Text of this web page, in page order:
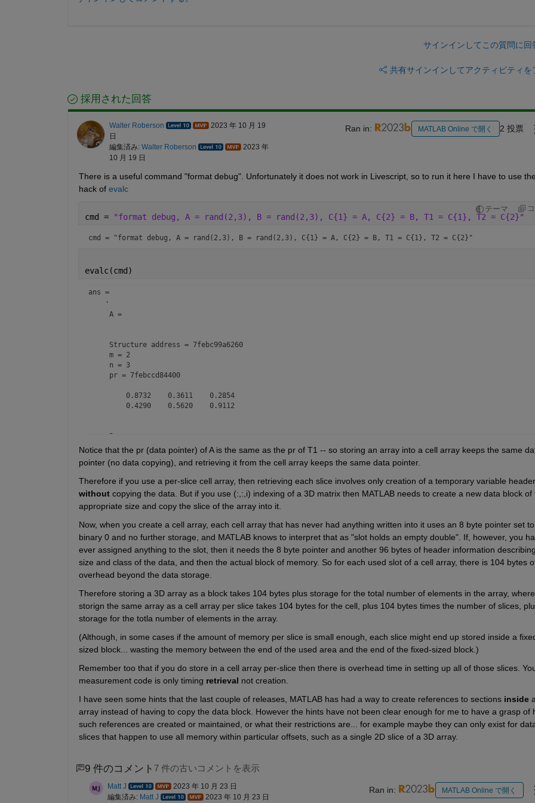
サインインしてこの質問に回
共有サインインしてアクティビティを
採用された回答
Walter Roberson
2023 年 10 月 19
日
編集済み: Walter Roberson
2023 年
10 月 19 日
Ran in: MATLAB Online で開く 2 投票
There is a useful command "format debug". Unfortunately it does not work in Livescript, so to run it here I have to use the
hack of evalc
テーマ
cmd = "format debug, A = rand(2,3), B = rand(2,3), C{1} = A, C{2} = B, T1 = C{1}, T2 = C{2}"
cmd = "format debug, A = rand(2,3), B = rand(2,3), C{1} = A, C{2} = B, T1 = C{1}, T2 = C{2}"
evalc(cmd)
ans =
    '
     A =
     Structure address = 7febc99a6260
     m = 2
     n = 3
     pr = 7febccd84400
         0.8732    0.3611    0.2854
         0.4290    0.5620    0.9112
     B =
     Structure address = 7febc98cc8e0
     m = 2
     n = 3
     pr = 7febce7bf6a0
         0.0407    0.0746    0.2219
     C =
       1×1
cell array
         {2×3 double}
       1×2
cell array
         {2×3 double}    {2×3 double}
     T1 =
     Structure address = 7febc9047dc0
     m = 2
         0.8732    0.3611    0.2854
         0.4290    0.5620    0.9112
Notice that the pr (data pointer) of A is the same as the pr of T1 -- so storing an array into a cell array keeps the same
pointer (no data copying), and retrieving it from the cell array keeps the same data pointer.
without copying the data. But if you use (:,:,i) indexing of a 3D matrix then MATLAB needs to create a new data block of
appropriate size and copy the slice of the array into it.
Now, when you create a cell array, each cell array that has never had anything written into it uses an 8 byte pointer set to
binary 0 and no further storage, and MATLAB knows to interpret that as "slot holds an empty double". If, however, you
ever assigned anything to the slot, then it needs the 8 byte pointer and another 96 bytes of header information
size and class of the data, and then the actual block of memory. So for each used slot of a cell array, there is 104 bytes
overhead beyond the data storage.
Therefore storing a 3D array as a block takes 104 bytes plus storage for the total number of elements in the array,
storign the same array as a cell array per slice takes 104 bytes for the cell, plus 104 bytes times the number of slices,
storage for the totla number of elements in the array.
(Although, in some cases if the amount of memory per slice is small enough, each slice might end up stored inside a
sized block... wasting the memory between the end of the used area and the end of the fixed-sized block.)
Remember too that if you do store in a cell array per-slice then there is overhead time in setting up all of those slices.
measurement code is only timing retrieval not creation.
I have seen some hints that the last couple of releases, MATLAB has had a way to create references to sections inside
array instead of having to copy the data block. However the hints have not been clear enough for me to have a grasp of
such references are created or maintained, or what their restrictions are... for example maybe they can only exist for
slices that happen to use all memory within particular offsets, such as a single 2D slice of a 3D array.
9 件のコメント 7 件の古いコメントを表示
Matt J
2023 年 10 月 23 日
編集済み: Matt J 2023 年 10 月 23 日
Ran in: MATLAB Online で開く